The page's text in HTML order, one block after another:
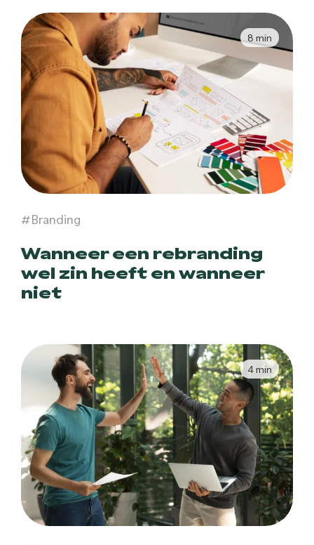
8 min
#Branding
Wanneer een rebranding
wel zin heeft en wanneer
niet
4 min